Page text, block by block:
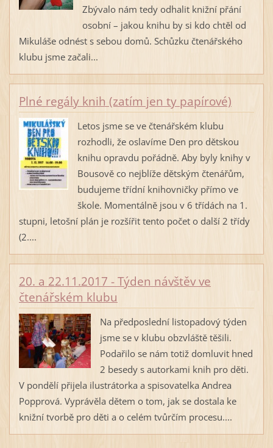
Zbývalo nám tedy odhalit knižní přání
osobní – jakou knihu by si kdo chtěl od
Mikuláše odnést s sebou domů. Schůzku čtenářského
klubu jsme začali...
Plné regály knih (zatím jen ty papírové)
Letos jsme se ve čtenářském klubu
rozhodli, že oslavíme Den pro dětskou
knihu opravdu pořádně. Aby byly knihy v
Bousově co nejblíže dětským čtenářům,
budujeme třídní knihovničky přímo ve
škole. Momentálně jsou v 6 třídách na 1.
stupni, letošní plán je rozšířit tento počet o další 2 třídy
(2....
20. a 22.11.2017 - Týden návštěv ve
čtenářském klubu
Na předposlední listopadový týden
jsme se v klubu obzvláště těšili.
Podařilo se nám totiž domluvit hned
2 besedy s autorkami knih pro děti.
V pondělí přijela ilustrátorka a spisovatelka Andrea
Popprová. Vyprávěla dětem o tom, jak se dostala ke
knižní tvorbě pro děti a o celém tvůrčím procesu....